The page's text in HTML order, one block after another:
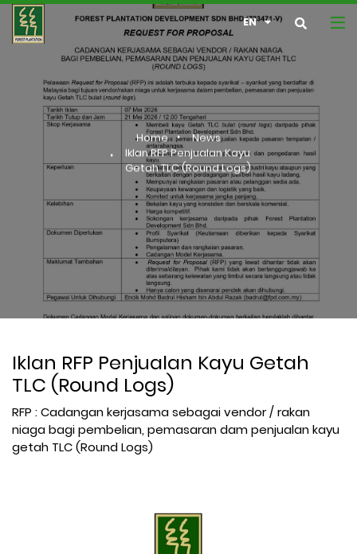
EN
Home
News
Iklan RFP Penjualan Kayu
Getah TLC (Round Logs)
Iklan RFP Penjualan Kayu Getah
TLC (Round Logs)
RFP : Cadangan kerjasama sebagai vendor / rakan
niaga bagi pembelian, pemasaran dam penjualan kayu
getah TLC (Round Logs)